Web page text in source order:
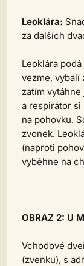
Leoklára:
za dalších
Leoklára
vezme, vybalí
zatím
a respirátor si
na pohovku.
zvonek.
(naproti
vyběhne na
OBRAZ 2: U
Vchodové
(zvenku), s